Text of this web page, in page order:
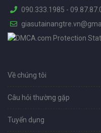
090.333.1985 -
Về chúng tôi
Câu hỏi thường gặp
Tuyển dụng